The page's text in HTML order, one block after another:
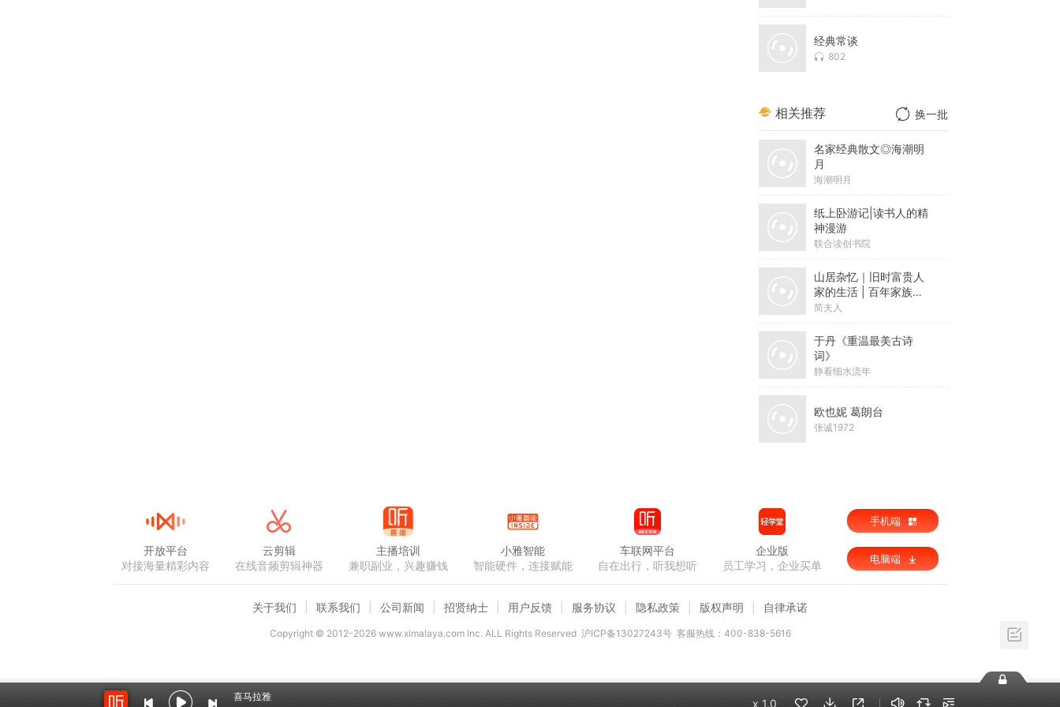
经典常谈
802
相关推荐 换一批
名家经典散文◎海潮明
月
海潮明月
纸上卧游记|读书人的精
神漫游
联合读创书院
山居杂忆｜旧时富贵人
家的生活 | 百年家族记
忆
简夫人
于丹《重温最美古诗
词》
静看细水流年
欧也妮 葛朗台
张诚1972
喜马拉雅
x 1.0
开放平台
对接海量精彩内容
云剪辑
在线音频剪辑神器
主播培训
兼职副业，兴趣赚钱
小雅智能
智能硬件，连接赋能
车联网平台
自在出行，听我想听
企业版
员工学习，企业买单
手机端
电脑端
关于我们 联系我们 公司新闻 招贤纳士 用户反馈 服务协议 隐私政策 版权声明 自律承诺
Copyright © 2012-2026www.ximalaya.com lnc. ALL Rights Reserved 沪ICP备13027243号 客服热线：400-838-5616